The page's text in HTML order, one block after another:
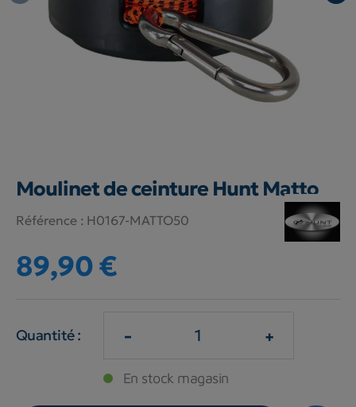
Moulinet de ceinture Hunt Matto
Référence : H0167-MATTO50
89,90 €
Quantité : - +
En stock magasin